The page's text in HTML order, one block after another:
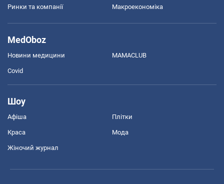
Ринки та компанії Макроекономіка
MedOboz
Новини медицини MAMACLUB
Covid
Шоу
Афіша Плітки
Краса Мода
Жіночий журнал